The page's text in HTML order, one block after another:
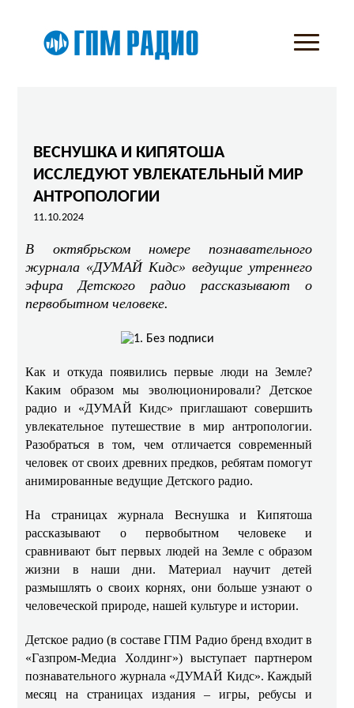
ВЕСНУШКА И КИПЯТОША
ИССЛЕДУЮТ УВЛЕКАТЕЛЬНЫЙ МИР
АНТРОПОЛОГИИ
11.10.2024
В октябрьском номере познавательного
журнала «ДУМАЙ Кидс» ведущие утреннего
эфира Детского радио рассказывают о
первобытном человеке.
Как и откуда появились первые люди на Земле?
Каким образом мы эволюционировали? Детское
радио и «ДУМАЙ Кидс» приглашают совершить
увлекательное путешествие в мир антропологии.
Разобраться в том, чем отличается современный
человек от своих древних предков, ребятам помогут
анимированные ведущие Детского радио.
На страницах журнала Веснушка и Кипятоша
рассказывают о первобытном человеке и
сравнивают быт первых людей на Земле с образом
жизни в наши дни. Материал научит детей
размышлять о своих корнях, они больше узнают о
человеческой природе, нашей культуре и истории.
Детское радио (в составе ГПМ Радио бренд входит в
«Газпром-Медиа Холдинг») выступает партнером
познавательного журнала «ДУМАЙ Кидс». Каждый
месяц на страницах издания – игры, ребусы и